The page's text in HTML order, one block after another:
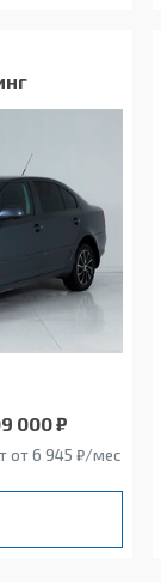
000 ₽
от 6 945 ₽/мес